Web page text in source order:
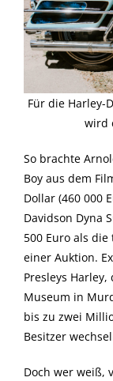
Für die Harley-
wird
So brachte
Boy aus dem
Dollar (460 000
Davidson Dyna
500 Euro als
einer Auktion.
Presleys
Museum in
bis zu zwei
Besitzer
Doch wer weiß,